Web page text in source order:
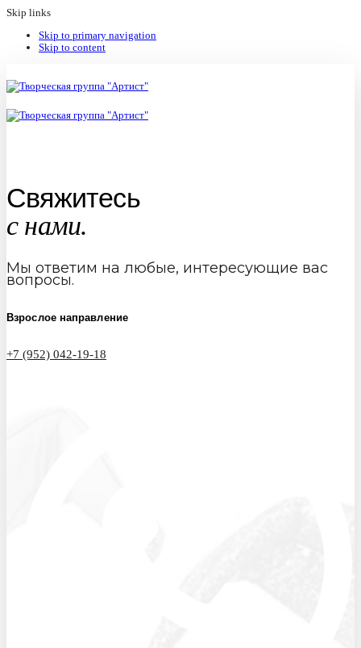
Skip links
Skip to primary navigation
Skip to content
Свяжитесь
с нами.
Мы ответим на любые, интересующие вас
вопросы.
Взрослое направление
+7 (952) 042-19-18